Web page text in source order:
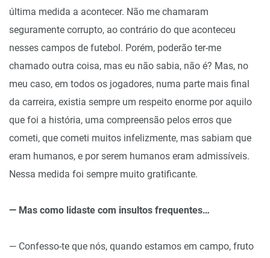
última medida a acontecer. Não me chamaram
seguramente corrupto, ao contrário do que aconteceu
nesses campos de futebol. Porém, poderão ter-me
chamado outra coisa, mas eu não sabia, não é? Mas, no
meu caso, em todos os jogadores, numa parte mais final
da carreira, existia sempre um respeito enorme por aquilo
que foi a história, uma compreensão pelos erros que
cometi, que cometi muitos infelizmente, mas sabiam que
eram humanos, e por serem humanos eram admissíveis.
Nessa medida foi sempre muito gratificante.
— Mas como lidaste com insultos frequentes…
— Confesso-te que nós, quando estamos em campo, fruto